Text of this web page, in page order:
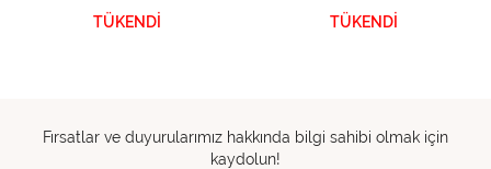
TÜKENDİ TÜKENDİ
Fırsatlar ve duyurularımız hakkında bilgi sahibi olmak için
kaydolun!